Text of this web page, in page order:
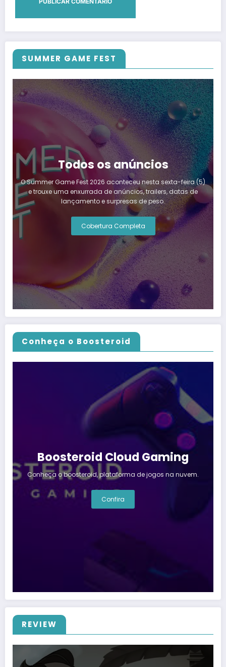
SUMMER GAME FEST
Todos os anúncios
O Summer Game Fest 2026 aconteceu nesta sexta-feira (5)
e trouxe uma enxurrada de anúncios, trailers, datas de
lançamento e surpresas de peso.
Cobertura Completa
Conheça o Boosteroid
Boosteroid Cloud Gaming
Conheça o boosteroid, plataforma de jogos na nuvem.
Confira
REVIEW